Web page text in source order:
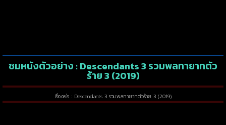
ชมหนังตัวอย่าง : Descendants 3 รวมพลทายาทตัว
ร้าย 3 (2019)
เรื่องย่อ : Descendants 3 รวมพลทายาทตัวร้าย 3 (2019)